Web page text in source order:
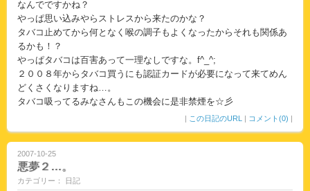
なんでですかね？
やっぱ思い込みやらストレスから来たのかな？
タバコ止めてから何となく喉の調子もよくなったからそれも関係あ
るかも！？
やっぱタバコは百害あって一理なしですな。f^_^;
２００８年からタバコ買うにも認証カードが必要になって来てめん
どくさくなりますね…。
タバコ吸ってるみなさんもこの機会に是非禁煙を☆彡
| この日記のURL | コメント(0) |
2007-10-25
悪夢２…。
カテゴリー： 日記